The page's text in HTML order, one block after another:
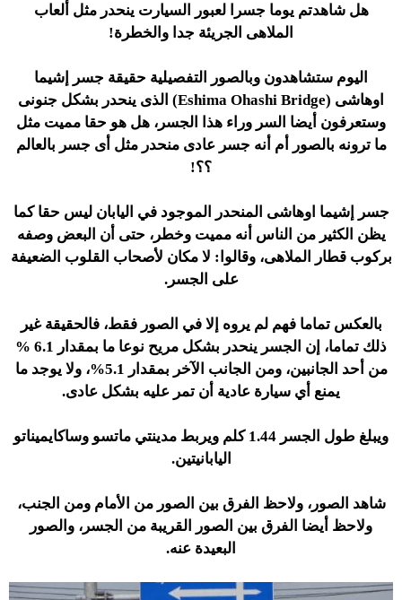
هل شاهدتم يوما جسرا لعبور السيارت ينحدر مثل ألعاب
الملاهى الجريئة جدا والخطرة!
اليوم ستشاهدون وبالصور التفصيلية حقيقة جسر إشيما
اوهاشى (Eshima Ohashi Bridge) الذى ينحدر بشكل جنونى
وستعرفون أيضا السر وراء هذا الجسر، هل هو حقا مميت مثل
ما ترونه بالصور أم أنه جسر عادى منحدر مثل أى جسر بالعالم
؟؟!
جسر إشيما اوهاشى المنحدر الموجود في اليابان ليس حقا كما
يظن الكثير من الناس أنه مميت وخطر، حتى أن البعض وصفه
بركوب قطار الملاهى، وقالوا: لا مكان لأصحاب القلوب الضعيفة
على الجسر.
بالعكس تماما فهم لم يروه إلا في الصور فقط، فالحقيقة غير
ذلك تماما، إن الجسر ينحدر بشكل مريح نوعا ما بمقدار 6.1 %
من أحد الجانبين، ومن الجانب الآخر بمقدار 5.1%، ولا يوجد ما
يمنع أي سيارة عادية أن تمر عليه بشكل عادى.
ويبلغ طول الجسر 1.44 كلم ويربط مدينتي ماتسو وساكايميناتو
اليابانيتين.
شاهد الصور، ولاحظ الفرق بين الصور من الأمام ومن الجنب،
ولاحظ أيضا الفرق بين الصور القريبة من الجسر، والصور
البعيدة عنه.